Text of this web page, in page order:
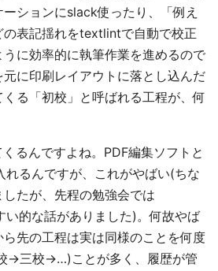
ションにslack使ったり、「例え
の表記揺れをtextlintで自動で校正
に効率的に執筆作業を進めるので
に印刷レイアウトに落とし込んだ
る「初校」と呼ばれる工程が、何
るんですよね。PDF編集ソフトと
るんですが、これがやばい(ちな
たが、先程の勉強会では
的な話がありました)。何故やば
先の工程は実は同様のことを何度
→三校→…)ことが多く、履歴が管